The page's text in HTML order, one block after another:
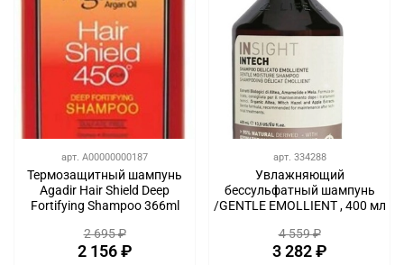
арт. A00000000187
Термозащитный шампунь
Agadir Hair Shield Deep
Fortifying Shampoo 366ml
2 695 ₽
2 156 ₽
арт. 334288
Увлажняющий
бессульфатный шампунь
/GENTLE EMOLLIENT , 400 мл
4 559 ₽
3 282 ₽